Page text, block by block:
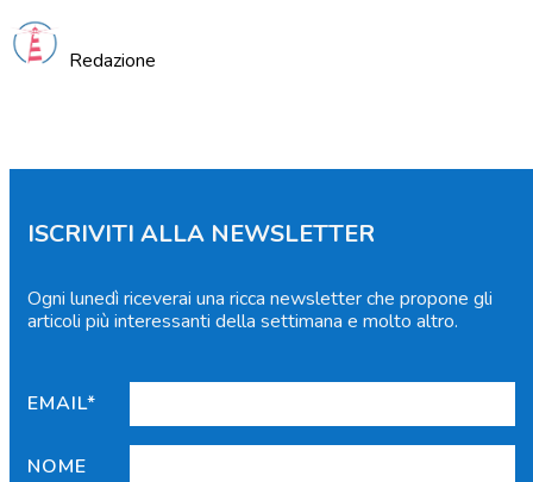
Redazione
ISCRIVITI ALLA NEWSLETTER
Ogni lunedì riceverai una ricca newsletter che propone gli
articoli più interessanti della settimana e molto altro.
EMAIL*
NOME